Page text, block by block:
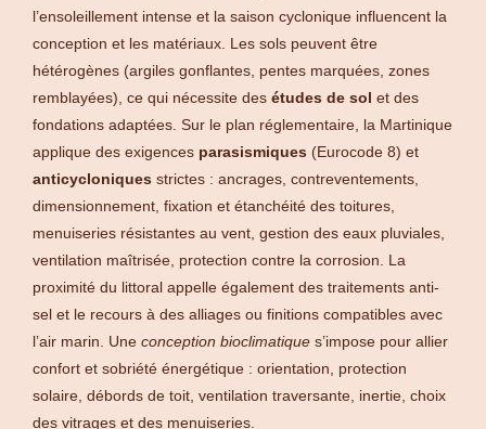
l’ensoleillement intense et la saison cyclonique influencent la
conception et les matériaux. Les sols peuvent être
hétérogènes (argiles gonflantes, pentes marquées, zones
remblayées), ce qui nécessite des études de sol et des
fondations adaptées. Sur le plan réglementaire, la Martinique
applique des exigences parasismiques (Eurocode 8) et
anticycloniques strictes : ancrages, contreventements,
dimensionnement, fixation et étanchéité des toitures,
menuiseries résistantes au vent, gestion des eaux pluviales,
ventilation maîtrisée, protection contre la corrosion. La
proximité du littoral appelle également des traitements anti-
sel et le recours à des alliages ou finitions compatibles avec
l’air marin. Une conception bioclimatique s’impose pour allier
confort et sobriété énergétique : orientation, protection
solaire, débords de toit, ventilation traversante, inertie, choix
des vitrages et des menuiseries.